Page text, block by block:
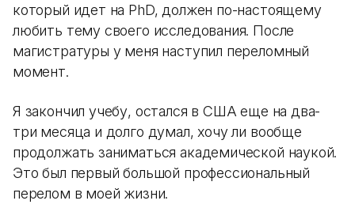
который идет на PhD, должен по-настоящему
любить тему своего исследования. После
магистратуры у меня наступил переломный
момент.
Я закончил учебу, остался в США еще на два-
три месяца и долго думал, хочу ли вообще
продолжать заниматься академической наукой.
Это был первый большой профессиональный
перелом в моей жизни.